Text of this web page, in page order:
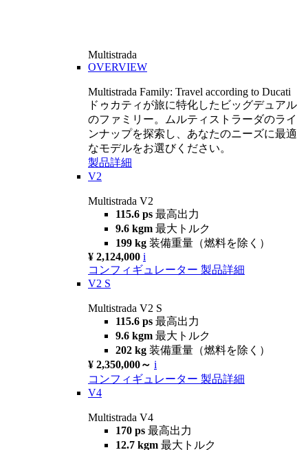
Multistrada
OVERVIEW
Multistrada Family: Travel according to Ducati
ドゥカティが旅に特化したビッグデュアル
のファミリー。ムルティストラーダのライ
ンナップを探索し、あなたのニーズに最適
なモデルをお選びください。
製品詳細
V2
Multistrada V2
115.6 ps 最高出力
9.6 kgm 最大トルク
199 kg 装備重量（燃料を除く）
¥ 2,124,000 i
コンフィギュレーター 製品詳細
V2 S
Multistrada V2 S
115.6 ps 最高出力
9.6 kgm 最大トルク
202 kg 装備重量（燃料を除く）
¥ 2,350,000～ i
コンフィギュレーター 製品詳細
V4
Multistrada V4
170 ps 最高出力
12.7 kgm 最大トルク